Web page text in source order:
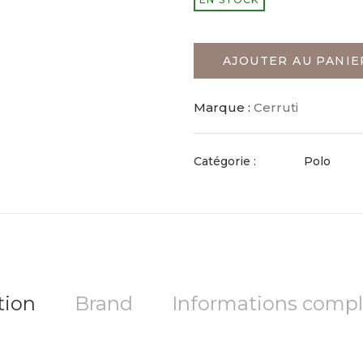
AJOUTER AU
Marque : Cerruti
Catégorie : Polo
Brand Informations